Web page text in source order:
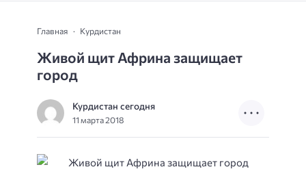
Главная Курдистан
Живой щит Африна защищает
город
Курдистан сегодня
11 марта 2018